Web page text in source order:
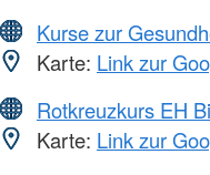
Kurse zur
Karte: Link zur
Rotkreuzkurs EH
Karte: Link zur